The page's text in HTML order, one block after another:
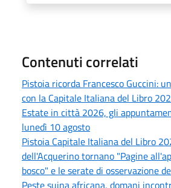
Contenuti correlati
Pistoia ricorda Francesco Guccini:
con la Capitale Italiana del Libro
Estate in città 2026, gli
lunedì 10 agosto
Pistoia Capitale Italiana del Libro
dell'Acquerino tornano "Pagine
bosco" e le serate di osservazione
Peste suina africana, domani